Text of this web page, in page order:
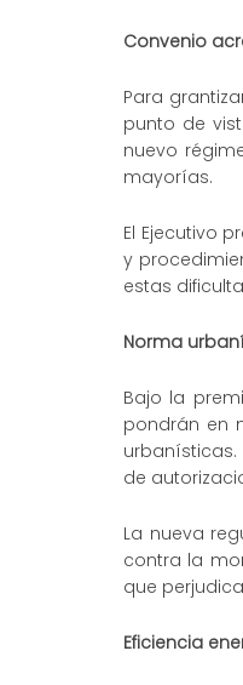
Convenio
Para
punto de
nuevo
mayorías.
El Ejecutivo
y
estas
Norma
Bajo la
pondrán en
de
La nueva
contra la
que
Eficiencia